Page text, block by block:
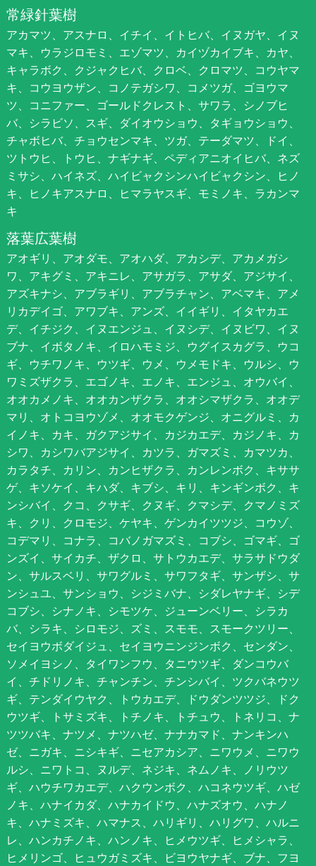
常緑針葉樹
アカマツ、アスナロ、イチイ、イトヒバ、イヌガヤ、イヌ
マキ、ウラジロモミ、エゾマツ、カイヅカイブキ、カヤ、
キャラボク、クジャクヒバ、クロベ、クロマツ、コウヤマ
キ、コウヨウザン、コノテガシワ、コメツガ、ゴヨウマ
ツ、コニファー、ゴールドクレスト、サワラ、シノブヒ
バ、シラビソ、スギ、ダイオウショウ、タギョウショウ、
チャボヒバ、チョウセンマキ、ツガ、テーダマツ、ドイ、
ツトウヒ、トウヒ、ナギナギ、ペディアニオイヒバ、ネズ
ミサシ、ハイネズ、ハイビャクシンハイビャクシン、ヒノ
キ、ヒノキアスナロ、ヒマラヤスギ、モミノキ、ラカンマ
キ
落葉広葉樹
アオギリ、アオダモ、アオハダ、アカシデ、アカメガシ
ワ、アキグミ、アキニレ、アサガラ、アサダ、アジサイ、
アズキナシ、アブラギリ、アブラチャン、アベマキ、アメ
リカデイゴ、アワブキ、アンズ、イイギリ、イタヤカエ
デ、イチジク、イヌエンジュ、イヌシデ、イヌビワ、イヌ
ブナ、イボタノキ、イロハモミジ、ウグイスカグラ、ウコ
ギ、ウチワノキ、ウツギ、ウメ、ウメモドキ、ウルシ、ウ
ワミズザクラ、エゴノキ、エノキ、エンジュ、オウバイ、
オオカメノキ、オオカンザクラ、オオシマザクラ、オオデ
マリ、オトコヨウゾメ、オオモクゲンジ、オニグルミ、カ
イノキ、カキ、ガクアジサイ、カジカエデ、カジノキ、カ
シワ、カシワバアジサイ、カツラ、ガマズミ、カマツカ、
カラタチ、カリン、カンヒザクラ、カンレンボク、キササ
ゲ、キソケイ、キハダ、キブシ、キリ、キンギンボク、キ
ンシバイ、クコ、クサギ、クヌギ、クマシデ、クマノミズ
キ、クリ、クロモジ、ケヤキ、ゲンカイツツジ、コウゾ、
コデマリ、コナラ、コバノガマズミ、コブシ、ゴマギ、ゴ
ンズイ、サイカチ、ザクロ、サトウカエデ、サラサドウダ
ン、サルスベリ、サワグルミ、サワフタギ、サンザシ、サ
ンシュユ、サンショウ、シジミバナ、シダレヤナギ、シデ
コブシ、シナノキ、シモツケ、ジューンベリー、シラカ
バ、シラキ、シロモジ、ズミ、スモモ、スモークツリー、
セイヨウボダイジュ、セイヨウニンジンボク、センダン、
ソメイヨシノ、タイワンフウ、タニウツギ、ダンコウバ
イ、チドリノキ、チャンチン、チンシバイ、ツクバネウツ
ギ、テンダイウヤク、トウカエデ、ドウダンツツジ、ドク
ウツギ、トサミズキ、トチノキ、トチュウ、トネリコ、ナ
ツツバキ、ナツメ、ナツハゼ、ナナカマド、ナンキンハ
ゼ、ニガキ、ニシキギ、ニセアカシア、ニワウメ、ニワウ
ルシ、ニワトコ、ヌルデ、ネジキ、ネムノキ、ノリウツ
ギ、ハウチワカエデ、ハクウンボク、ハコネウツギ、ハゼ
ノキ、ハナイカダ、ハナカイドウ、ハナズオウ、ハナノ
キ、ハナミズキ、ハマナス、ハリギリ、ハリグワ、ハルニ
レ、ハンカチノキ、ハンノキ、ヒメウツギ、ヒメシャラ、
ヒメリンゴ、ヒュウガミズキ、ビヨウヤナギ、ブナ、フヨ